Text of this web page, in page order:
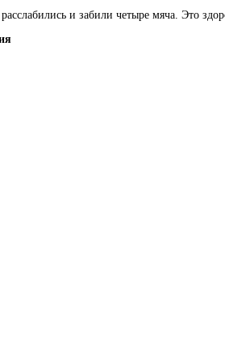
и забили четыре мяча. Это